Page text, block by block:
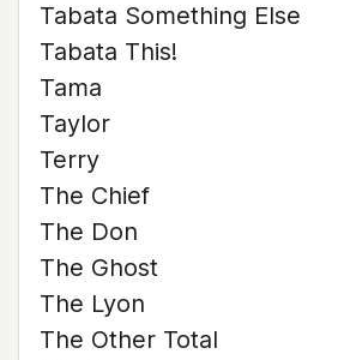
Tabata Something Else
Tabata This!
Tama
Taylor
Terry
The Chief
The Don
The Ghost
The Lyon
The Other Total